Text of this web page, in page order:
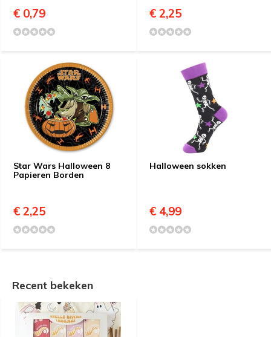
€ 0,79 € 2,25
Star Wars Halloween 8
Papieren Borden
€ 2,25
Halloween sokken
€ 4,99
Recent bekeken